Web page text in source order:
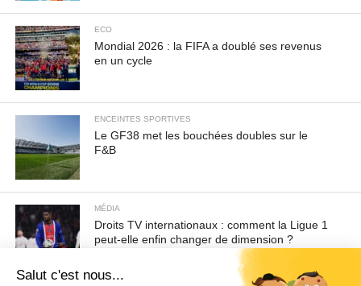
ECO
Mondial 2026 : la FIFA a doublé ses revenus
en un cycle
ENCEINTES SPORTIVES
Le GF38 met les bouchées doubles sur le
F&B
MÉDIA
Droits TV internationaux : comment la Ligue 1
peut-elle enfin changer de dimension ?